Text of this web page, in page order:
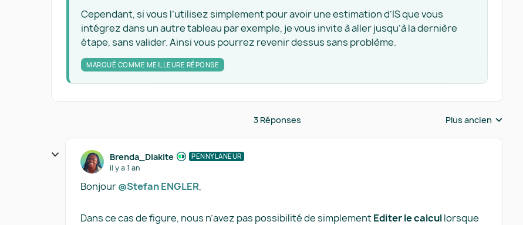
Cependant, si vous l’utilisez simplement pour avoir une estimation d’IS que vous
intégrez dans un autre tableau par exemple, je vous invite à aller jusqu’à la dernière
étape, sans valider. Ainsi vous pourrez revenir dessus sans problème.
MARQUÉ COMME MEILLEURE RÉPONSE
3 Réponses Réponses triées par
Plus ancien
Brenda_Diakite PENNYLANEUR
il y a 1 an
Bonjour@Stefan ENGLER,
Dans ce cas de figure, nous n’avez pas possibilité de simplement Editer le calcullorsque